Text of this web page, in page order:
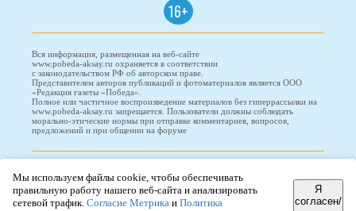
16+
Вся информация, размещенная на веб-сайте
www.pobeda-aksay.ru охраняется в соответствии
с законодательством РФ об авторском праве.
Представителем авторов публикаций и фотоматериалов является ООО
«Редакция газеты «Победа».
Полное или частичное воспроизведение материалов без гиперрассылки на
www.pobeda-aksay.ru запрещается. Пользователи должны соблюдать
морально-этические нормы при отправке комментариев, вопросов,
предложений и при общении на форуме
Мы используем файлы cookie, чтобы обеспечивать
правильную работу нашего веб-сайта и анализировать
сетевой трафик. Согласие Метрика и Политика
Я
согласен/